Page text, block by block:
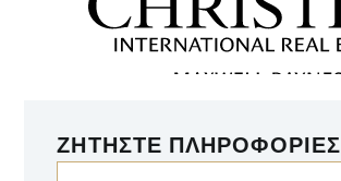
ΖΗΤΉΣΤΕ ΠΛΗΡΟΦΟΡΊΕΣ